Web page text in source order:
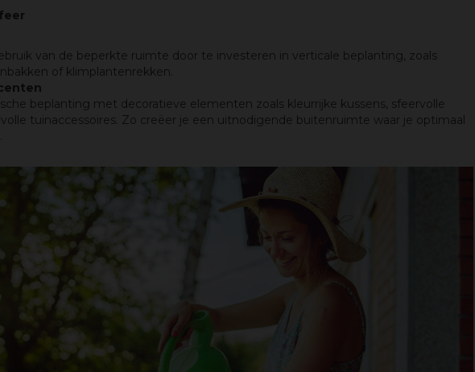
van de beperkte ruimte door te investeren in verticale beplanting, zoals
of klimplantenrekken.
beplanting met decoratieve elementen zoals kleurrijke kussens, sfeervolle
tuinaccessoires. Zo creëer je een uitnodigende buitenruimte waar je optimaal